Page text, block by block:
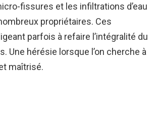
fissures et les infiltrations d’eau
propriétaires. Ces
parfois à refaire l’intégralité du
Une hérésie lorsque l’on cherche à
maîtrisé.